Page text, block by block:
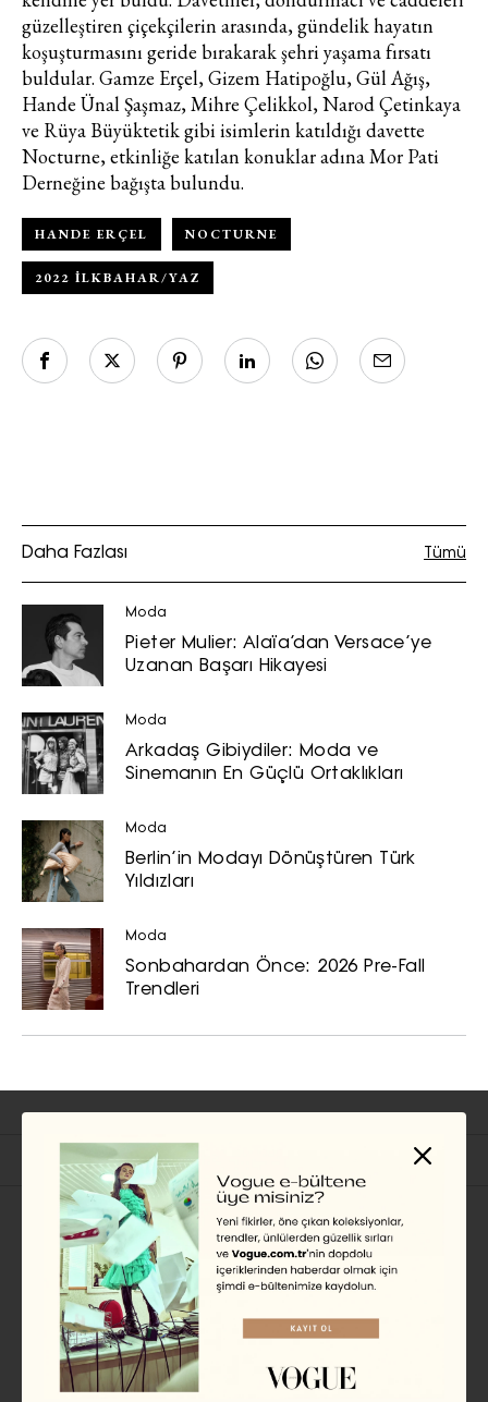
Turkuvaz Haberleşme ve Yayıncılık
A.Ş. tarafından
https://vogue.com.tr/internet sitesi
üzerinden sunulan ürün ve
hizmetlere ilişkin reklam, tanıtım,
pazarlama ve kutlama/ temenni
elektronik ileti gönderiminin e-posta
yoluyla tarafıma yapılmasına onay
ve bu kapsamda/ amaçla ad/
işlenmesine açık rıza veriyorum.
güzelleştiren çiçekçilerin arasında, gündelik hayatın
koşuşturmasını geride bırakarak şehri yaşama fırsatı
buldular. Gamze Erçel, Gizem Hatipoğlu, Gül Ağış,
Hande Ünal Şaşmaz, Mihre Çelikkol, Narod Çetinkaya
ve Rüya Büyüktetik gibi isimlerin katıldığı davette
Nocturne, etkinliğe katılan konuklar adına Mor Pati
Derneğine bağışta bulundu.
HANDE ERÇEL NOCTURNE
2022 İLKBAHAR/YAZ
Daha Fazlası Tümü
Moda
Pieter Mulier: Alaïa’dan Versace’ye
Uzanan Başarı Hikayesi
Moda
Arkadaş Gibiydiler: Moda ve
Sinemanın En Güçlü Ortaklıkları
Moda
Berlin’in Modayı Dönüştüren Türk
Yıldızları
Moda
Sonbahardan Önce: 2026 Pre-Fall
Trendleri
İlgili Başlıklar
GÜNDEM
Hande Erçel, Vogue Film
Aralık-Ocak 2025/26
Sayısında